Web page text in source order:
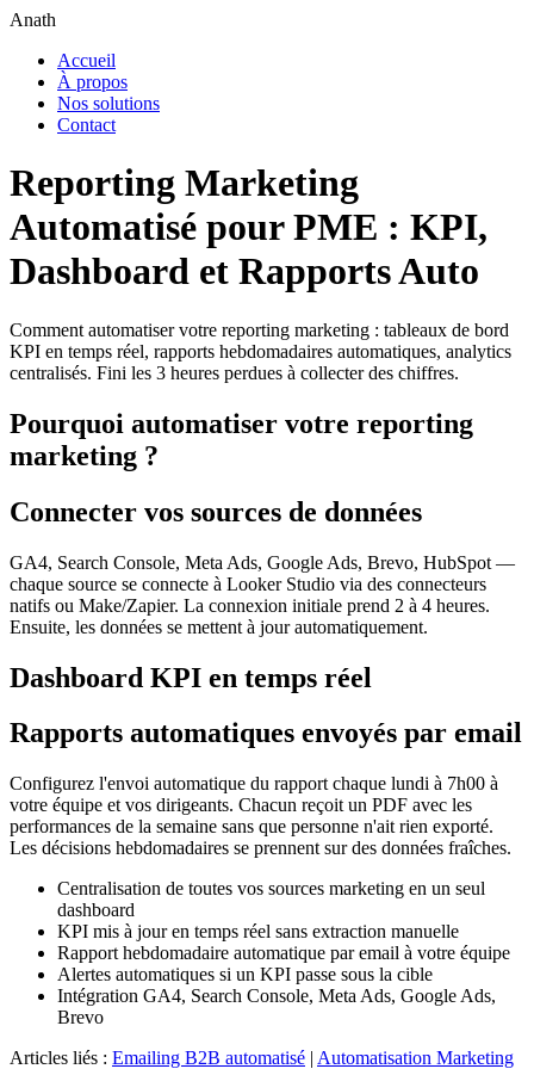
Anath
Accueil
À propos
Nos solutions
Contact
Reporting Marketing
Automatisé pour PME : KPI,
Dashboard et Rapports Auto
Comment automatiser votre reporting marketing : tableaux de bord
KPI en temps réel, rapports hebdomadaires automatiques, analytics
centralisés. Fini les 3 heures perdues à collecter des chiffres.
Pourquoi automatiser votre reporting
marketing ?
Connecter vos sources de données
GA4, Search Console, Meta Ads, Google Ads, Brevo, HubSpot —
chaque source se connecte à Looker Studio via des connecteurs
natifs ou Make/Zapier. La connexion initiale prend 2 à 4 heures.
Ensuite, les données se mettent à jour automatiquement.
Dashboard KPI en temps réel
Rapports automatiques envoyés par email
Configurez l'envoi automatique du rapport chaque lundi à 7h00 à
votre équipe et vos dirigeants. Chacun reçoit un PDF avec les
performances de la semaine sans que personne n'ait rien exporté.
Les décisions hebdomadaires se prennent sur des données fraîches.
Centralisation de toutes vos sources marketing en un seul
dashboard
KPI mis à jour en temps réel sans extraction manuelle
Rapport hebdomadaire automatique par email à votre équipe
Alertes automatiques si un KPI passe sous la cible
Intégration GA4, Search Console, Meta Ads, Google Ads,
Brevo
Articles liés : Emailing B2B automatisé | Automatisation Marketing